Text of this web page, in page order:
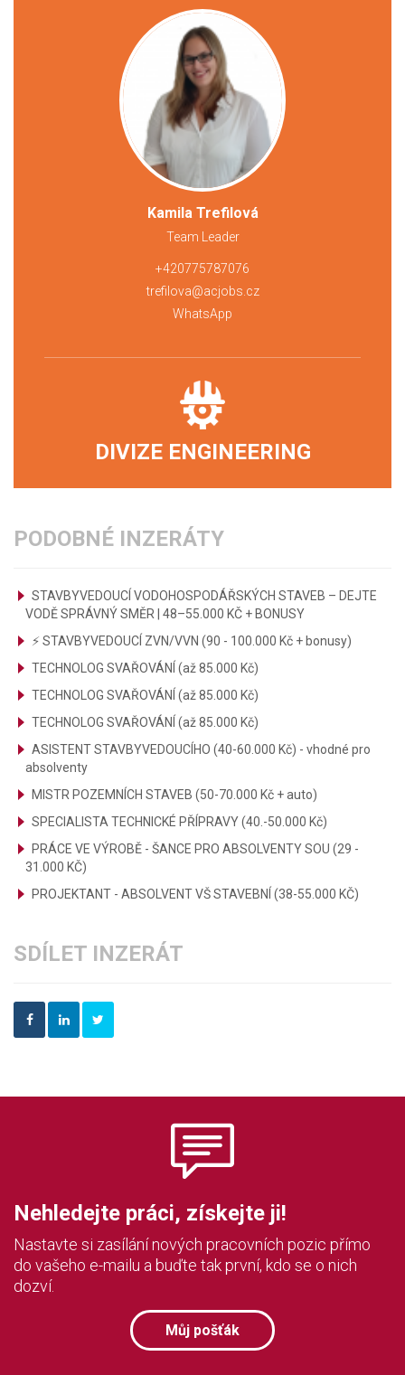
Kamila Trefilová
Team Leader
+420775787076
trefilova@acjobs.cz
WhatsApp
DIVIZE ENGINEERING
PODOBNÉ INZERÁTY
STAVBYVEDOUCÍ VODOHOSPODÁŘSKÝCH STAVEB – DEJTE
VODĚ SPRÁVNÝ SMĚR | 48–55.000 KČ + BONUSY
⚡ STAVBYVEDOUCÍ ZVN/VVN (90 - 100.000 Kč + bonusy)
TECHNOLOG SVAŘOVÁNÍ (až 85.000 Kč)
TECHNOLOG SVAŘOVÁNÍ (až 85.000 Kč)
TECHNOLOG SVAŘOVÁNÍ (až 85.000 Kč)
ASISTENT STAVBYVEDOUCÍHO (40-60.000 Kč) - vhodné pro
absolventy
MISTR POZEMNÍCH STAVEB (50-70.000 Kč + auto)
SPECIALISTA TECHNICKÉ PŘÍPRAVY (40.-50.000 Kč)
PRÁCE VE VÝROBĚ - ŠANCE PRO ABSOLVENTY SOU (29 -
31.000 KČ)
PROJEKTANT - ABSOLVENT VŠ STAVEBNÍ (38-55.000 KČ)
SDÍLET INZERÁT
Nehledejte práci, získejte ji!
Nastavte si zasílání nových pracovních pozic přímo
do vašeho e-mailu a buďte tak první, kdo se o nich
dozví.
Můj pošťák